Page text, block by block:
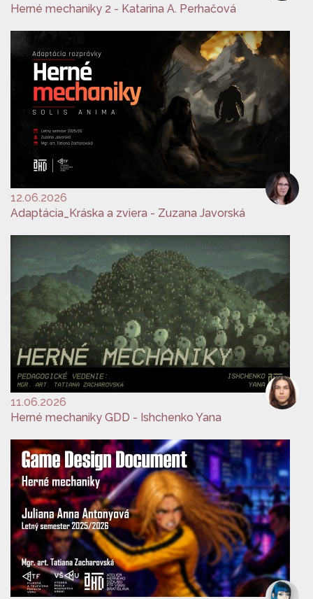
Herné mechaniky 2 - Katarina A. Perhačová
12.06.2026
Adaptácia_Kráska a zviera - Zuzana Javorská
11.06.2026
Herné mechaniky GDD - Ishchenko Yana